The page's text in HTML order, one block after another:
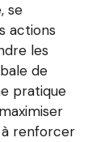
se
actions
les
de
pratique
à renforcer